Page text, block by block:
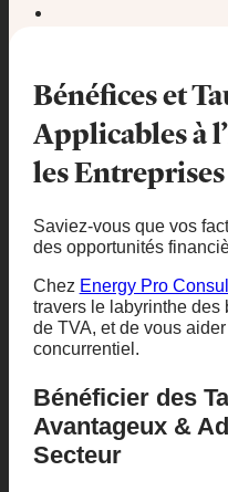
Bénéfices et
Applicables à
les Entreprises
Saviez-vous que vos
des opportunités
Chez Energy Pro
travers le labyrinthe des
de TVA, et de vous
concurrentiel.
Bénéficier des
Avantageux &
Secteur